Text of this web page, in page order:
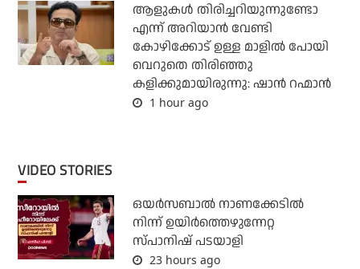
ആളുകൾ തിരിച്ചറിയുന്നുണ്ടോ
എന്ന് അറിയാൻ വേണ്ടി
കോഴിക്കോട് ഉള്ള മാളിൽ പോയി
വെറുതെ തിരിഞ്ഞു
കളിക്കുമായിരുന്നു: ഷാൻ റഹ്മാൻ
1 hour ago
VIDEO STORIES
ഒയര്‍സബാൽ നാണക്കേടിൽ
നിന്ന് ഉയിർത്തെഴുന്നേറ്റ
സ്പാനിഷ് പടയാളി
23 hours ago